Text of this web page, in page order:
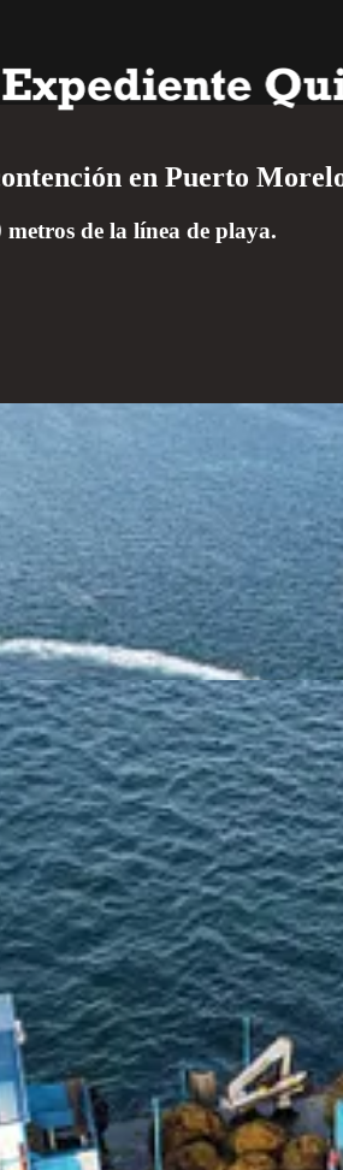
en Puerto
de la línea de playa.
recolectan el sargazo atrapado en la
hay sargazo, pero no en las playas.